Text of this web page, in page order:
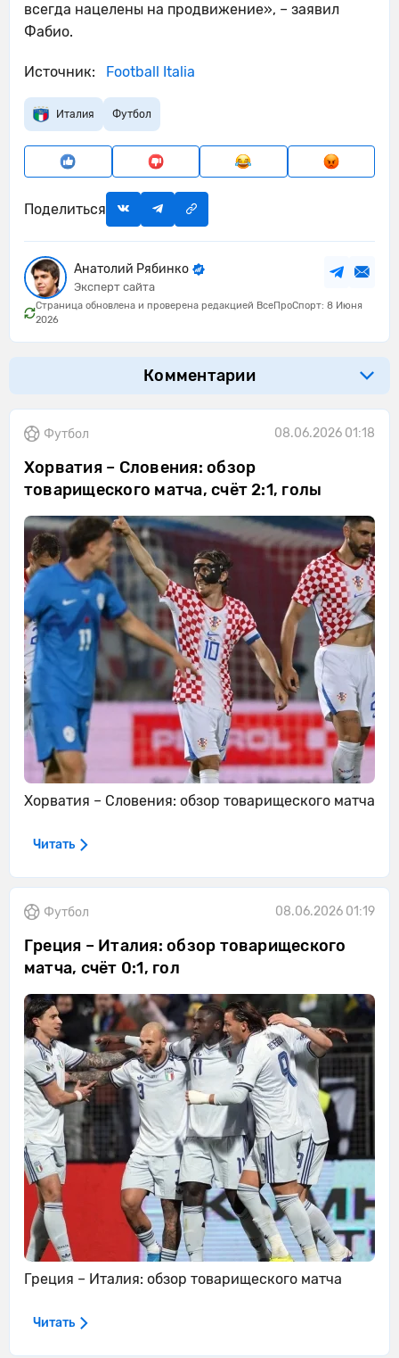
всегда нацелены на продвижение», – заявил
Фабио.
Источник: Football Italia
Италия Футбол
Поделиться
Анатолий Рябинко
Эксперт сайта
Страница обновлена и проверена редакцией ВсеПроСпорт: 8 Июня
2026
Комментарии
Футбол 08.06.2026 01:18
Хорватия – Словения: обзор
товарищеского матча, счёт 2:1, голы
Хорватия – Словения: обзор товарищеского матча
Читать
Футбол 08.06.2026 01:19
Греция – Италия: обзор товарищеского
матча, счёт 0:1, гол
Греция – Италия: обзор товарищеского матча
Читать